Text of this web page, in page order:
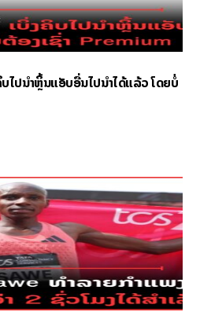
ບໄປນຳຫຼິ້ນແອັບອື່ນໄປນຳໄດ້ແລ້ວ ໂດຍບໍ່